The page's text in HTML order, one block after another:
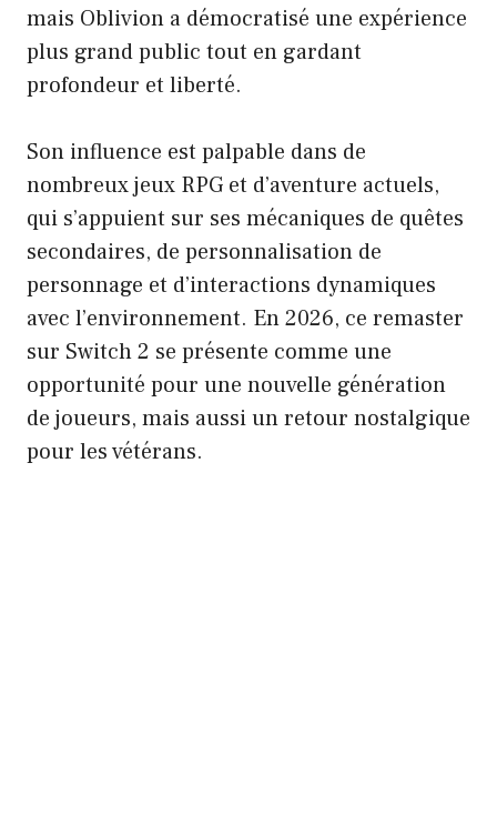
mais Oblivion a démocratisé une expérience
plus grand public tout en gardant
profondeur et liberté.
Son influence est palpable dans de
nombreux jeux RPG et d’aventure actuels,
qui s’appuient sur ses mécaniques de quêtes
secondaires, de personnalisation de
personnage et d’interactions dynamiques
avec l’environnement. En 2026, ce remaster
sur Switch 2 se présente comme une
opportunité pour une nouvelle génération
de joueurs, mais aussi un retour nostalgique
pour les vétérans.